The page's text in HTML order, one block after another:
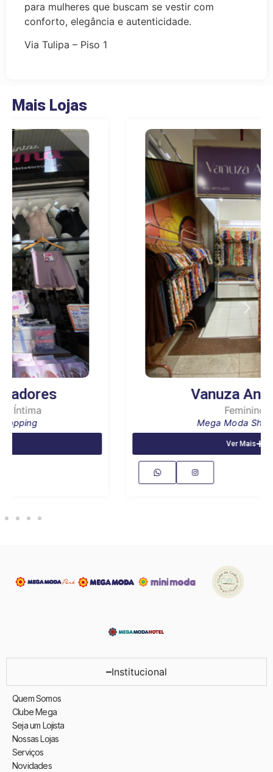
para mulheres que buscam se vestir com
conforto, elegância e autenticidade.
Via Tulipa – Piso 1
Mais Lojas
Institucional
Quem Somos
Clube Mega
Seja um Lojista
Nossas Lojas
Serviços
Novidades